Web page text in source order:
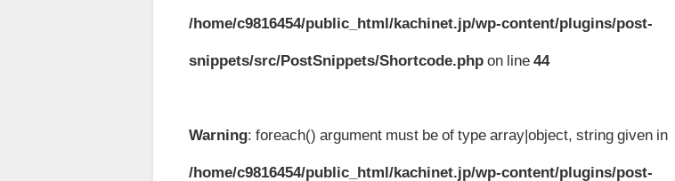
/home/c9816454/public_html/kachinet.jp/wp-content/plugins/post-
snippets/src/PostSnippets/Shortcode.php on line44
Warning: foreach() argument must be of type array|object, string given in
/home/c9816454/public_html/kachinet.jp/wp-content/plugins/post-